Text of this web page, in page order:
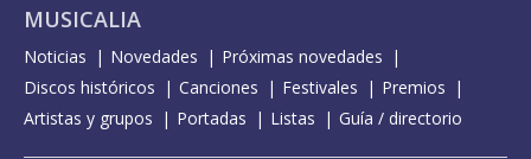
MUSICALIA
Noticias Novedades
Próximas novedades
Discos históricos
Canciones Festivales
Premios
Artistas y grupos
Portadas Listas Guía / directorio